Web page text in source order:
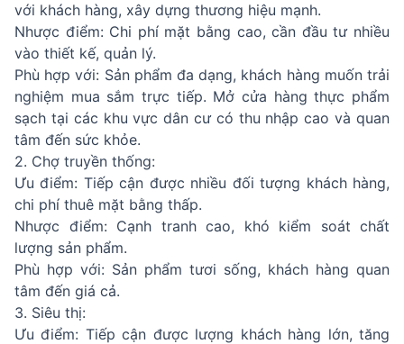
với khách hàng, xây dựng thương hiệu mạnh.
Nhược điểm: Chi phí mặt bằng cao, cần đầu tư nhiều
vào thiết kế, quản lý.
Phù hợp với: Sản phẩm đa dạng, khách hàng muốn trải
nghiệm mua sắm trực tiếp. Mở cửa hàng thực phẩm
sạch tại các khu vực dân cư có thu nhập cao và quan
tâm đến sức khỏe.
2. Chợ truyền thống:
Ưu điểm: Tiếp cận được nhiều đối tượng khách hàng,
chi phí thuê mặt bằng thấp.
Nhược điểm: Cạnh tranh cao, khó kiểm soát chất
lượng sản phẩm.
Phù hợp với: Sản phẩm tươi sống, khách hàng quan
tâm đến giá cả.
3. Siêu thị:
Ưu điểm: Tiếp cận được lượng khách hàng lớn, tăng